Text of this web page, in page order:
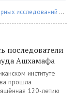
Адыгейский республиканский институт гуманитарных исследований им. Т.М. Керашева
последователи
Ашхамафа
институте
прошла
120-летию